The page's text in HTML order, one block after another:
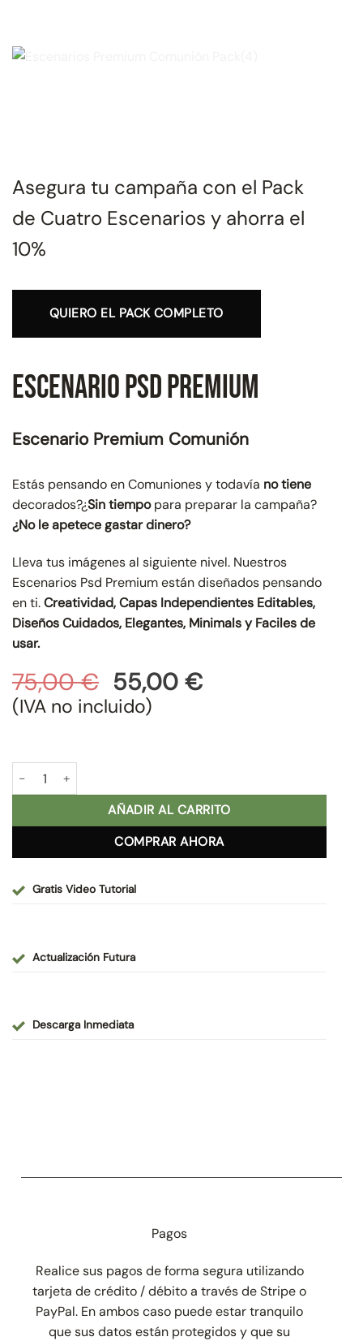
Asegura tu campaña con el Pack
de Cuatro Escenarios y ahorra el
10%
QUIERO EL PACK COMPLETO
Escenario Psd Premium
Escenario Premium Comunión
Estás pensando en Comuniones y todavía no tiene
decorados?¿Sin tiempopara preparar la campaña?
¿No le apetece gastar dinero?
Lleva tus imágenes al siguiente nivel. Nuestros
Escenarios Psd Premium están diseñados pensando
en ti.Creatividad, Capas Independientes Editables,
Diseños Cuidados, Elegantes, Minimals y Faciles de
usar.
75,00€ El
precio
original
55,00 €El
(IVA no incluido)
Escenario Psd Premium cantidad
AÑADIR AL CARRITO
COMPRAR AHORA
Gratis Video Tutorial
Actualización Futura
Descarga Inmediata
Pagos
Realice sus pagos de forma segura utilizando
tarjeta de crédito / débito a través de Stripe o
PayPal. En ambos caso puede estar tranquilo
que sus datos están protegidos y que su